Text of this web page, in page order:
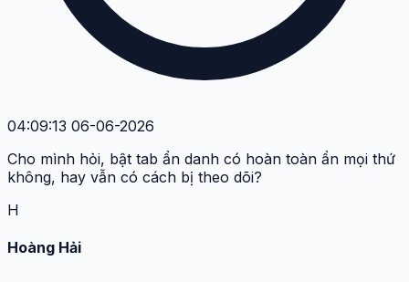
04:09:13 06-06-2026
Cho mình hỏi, bật tab ẩn danh có hoàn toàn ẩn mọi thứ
không, hay vẫn có cách bị theo dõi?
H
Hoàng Hải